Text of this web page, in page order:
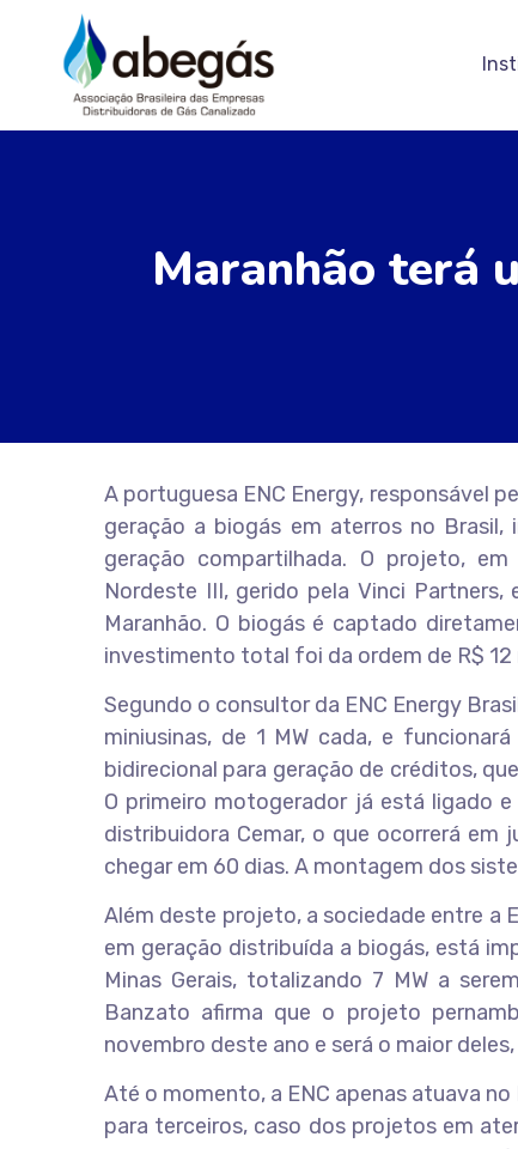
Maranhão terá
A portuguesa ENC Energy, responsável
geração a biogás em aterros no Brasil,
geração compartilhada. O projeto,
Nordeste III, gerido pela Vinci
Maranhão. O biogás é captado
investimento total foi da ordem de R$ 12
Segundo o consultor da ENC Energy
miniusinas, de 1 MW cada, e
bidirecional para geração de créditos,
O primeiro motogerador já está ligado
distribuidora Cemar, o que ocorrerá em
chegar em 60 dias. A montagem dos
Além deste projeto, a sociedade entre a
em geração distribuída a biogás, está
Minas Gerais, totalizando 7 MW a
Banzato afirma que o projeto
novembro deste ano e será o maior
Até o momento, a ENC apenas atuava
para terceiros, caso dos projetos em